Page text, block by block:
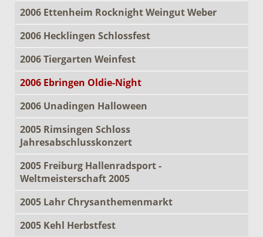
2006 Ettenheim Rocknight Weingut Weber
2006 Hecklingen Schlossfest
2006 Tiergarten Weinfest
2006 Ebringen Oldie-Night
2006 Unadingen Halloween
2005 Rimsingen Schloss
Jahresabschlusskonzert
2005 Freiburg Hallenradsport -
Weltmeisterschaft 2005
2005 Lahr Chrysanthemenmarkt
2005 Kehl Herbstfest